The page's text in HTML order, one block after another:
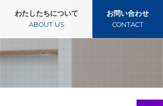
わたしたちについて
ABOUT US
お問い合わせ
CONTACT